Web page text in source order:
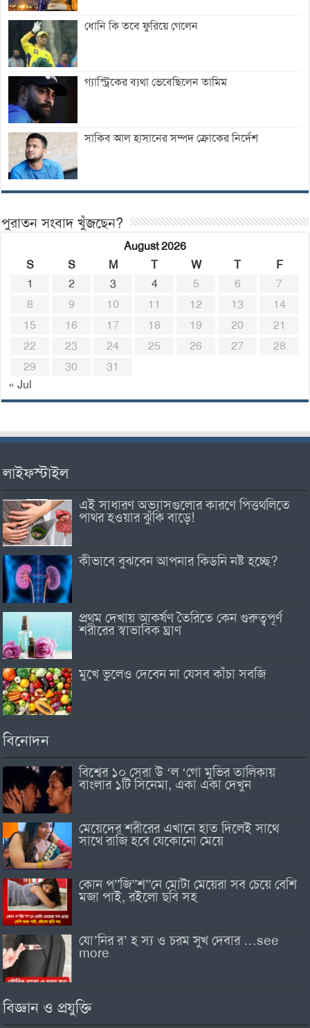
ধোনি কি তবে ফুরিয়ে গেলেন
গ্যাস্ট্রিকের ব্যথা ভেবেছিলেন তামিম
সাকিব আল হাসানের সম্পদ ক্রোকের নির্দেশ
পুরাতন সংবাদ খুঁজছেন?
August 2026
S
S M T W T
F
1
2 3 4 5 6
7
8
9 10 11 12 13
14
15
16 17 18 19 20
21
22
23 24 25 26 27
28
29
30
31
« Jul
লাইফস্টাইল
এই সাধারণ অভ্যাসগুলোর কারণে পিত্তথলিতে
পাথর হওয়ার ঝুঁকি বাড়ে!
কীভাবে বুঝবেন আপনার কিডনি নষ্ট হচ্ছে?
প্রথম দেখায় আকর্ষণ তৈরিতে কেন গুরুত্বপূর্ণ
শরীরের স্বাভাবিক ঘ্রাণ
মুখে ভুলেও দেবেন না যেসব কাঁচা সবজি
বিনোদন
বিশ্বের ১০ সেরা উ ‘ল ‘গো মুভির তালিকায়
বাংলার ১টি সিনেমা, একা একা দেখুন
মেয়েদের শরীরের এখানে হাত দিলেই সাথে
সাথে রাজি হবে যেকোনো মেয়ে
কোন প”জি”শ”নে মোটা মেয়েরা সব চেয়ে বেশি
মজা পাই, রইলো ছবি সহ
যো’নির র’ হ স্য ও চরম সুখ দেবার …see
more
বিজ্ঞান ও প্রযুক্তি